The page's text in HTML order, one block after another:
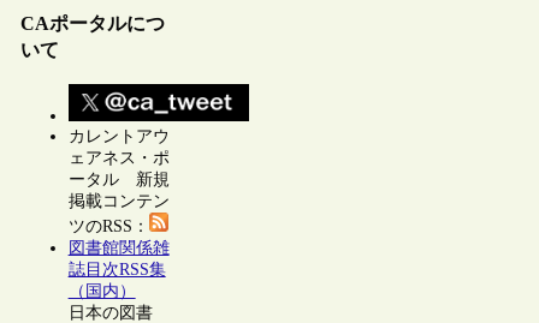
CAポータルにつ
いて
カレントアウ
ェアネス・ポ
ータル 新規
掲載コンテン
ツのRSS：
図書館関係雑
誌目次RSS集
（国内）
日本の図書